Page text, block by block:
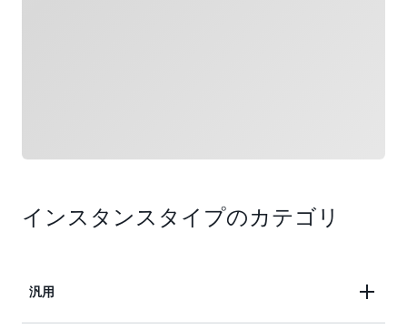
インスタンスタイプのカテゴリ
汎用